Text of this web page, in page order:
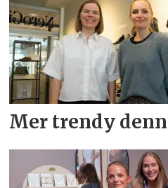
Mer trendy